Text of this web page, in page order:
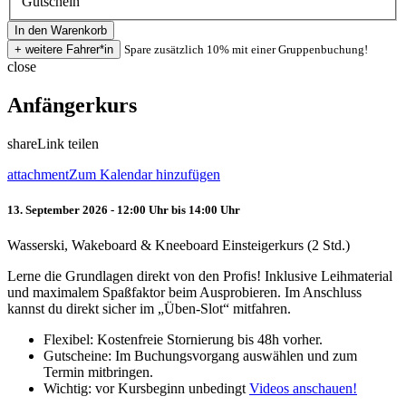
Spare zusätzlich 10% mit einer Gruppenbuchung!
close
Anfängerkurs
shareLink teilen
attachmentZum Kalendar hinzufügen
13. September 2026 - 12:00 Uhr bis 14:00 Uhr
Wasserski, Wakeboard & Kneeboard Einsteigerkurs (2 Std.)
Lerne die Grundlagen direkt von den Profis! Inklusive Leihmaterial
und maximalem Spaßfaktor beim Ausprobieren. Im Anschluss
kannst du direkt sicher im „Üben-Slot“ mitfahren.
Flexibel: Kostenfreie Stornierung bis 48h vorher.
Gutscheine: Im Buchungsvorgang auswählen und zum
Termin mitbringen.
Wichtig: vor Kursbeginn unbedingtVideos anschauen!